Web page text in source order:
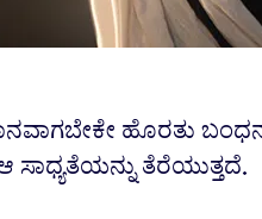
ಹೊರತು
ತೆರೆಯುತ್ತದೆ.